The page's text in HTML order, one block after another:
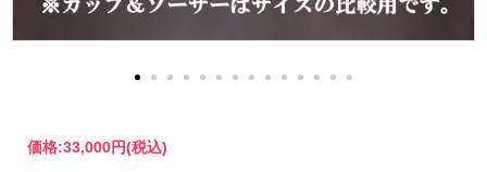
価格:33,000円(税込)